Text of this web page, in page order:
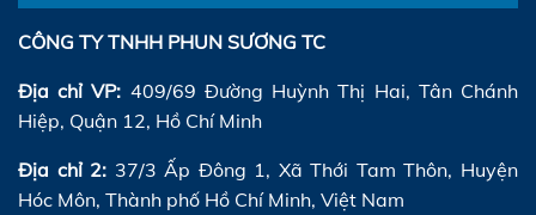
CÔNG TY TNHH PHUN SƯƠNG TC
Địa chỉ VP: 409/69 Đường Huỳnh Thị Hai, Tân Chánh
Hiệp, Quận 12, Hồ Chí Minh
Địa chỉ 2: 37/3 Ấp Đông 1, Xã Thới Tam Thôn, Huyện
Hóc Môn, Thành phố Hồ Chí Minh, Việt Nam